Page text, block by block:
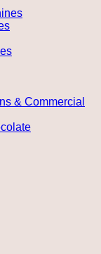
& Commercial